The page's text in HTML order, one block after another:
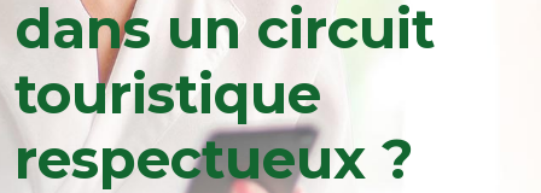
dans un circuit
touristique
respectueux ?